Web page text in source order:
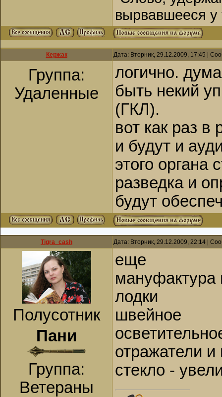
вырвавшееся у
Кержак Дата: Вторник, 29.12.2009, 17:45 |
Группа:
Удаленные
логично.
быть некий
(ГКЛ).
вот как раз в
и будут и
этого органа
разведка и
будут
Tigra_cash Дата: Вторник, 29.12.2009, 22:14 |
Полусотник
Пани
Группа:
Ветераны
еще
мануфактура
лодки
швейное
отражатели и
стекло -